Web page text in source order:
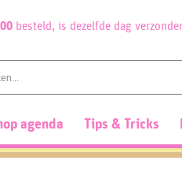
besteld, is dezelfde dag
agenda Tips & Tricks